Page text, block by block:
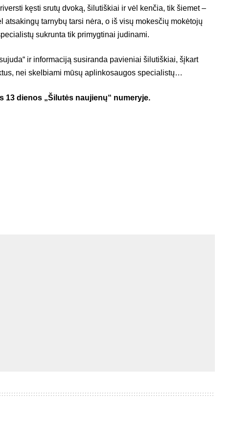
kęsti srutų dvoką, šilutiškiai ir vėl kenčia, tik šiemet –
atsakingų tarnybų tarsi nėra, o iš visų mokesčių mokėtojų
sukrunta tik primygtinai judinami.
ir informaciją susiranda pavieniai šilutiškiai, šįkart
nei skelbiami mūsų aplinkosaugos specialistų…
13 dienos „Šilutės naujienų“ numeryje.